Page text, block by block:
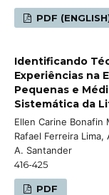
PDF
Identificando
Experiências na
Pequenas e
Sistemática da
Ellen Carine Bonafin
Rafael Ferreira
A. Santander
416-425
PDF